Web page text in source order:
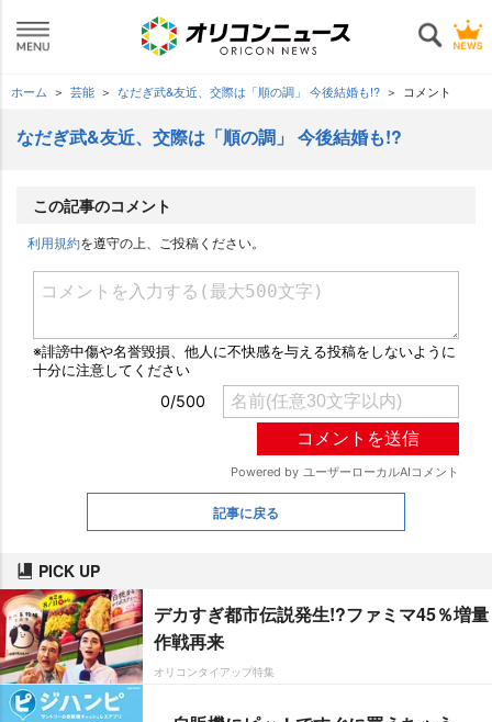
ホーム 芸能 なだぎ武&友近、交際は「順の調」 今後結婚も!? コメント
なだぎ武&友近、交際は「順の調」 今後結婚も!?
この記事のコメント
利用規約を遵守の上、ご投稿ください。
記事に戻る
PICK UP
デカすぎ都市伝説発生!?ファミマ45％増量
作戦再来
オリコンタイアップ特集